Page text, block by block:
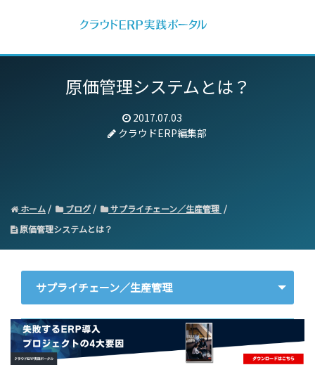
原価管理システムとは？
2017.07.03
クラウドERP編集部
ホーム ブログ
サプライチェーン／生産管理
原価管理システムとは？
サプライチェーン／生産管理
ERP
会計